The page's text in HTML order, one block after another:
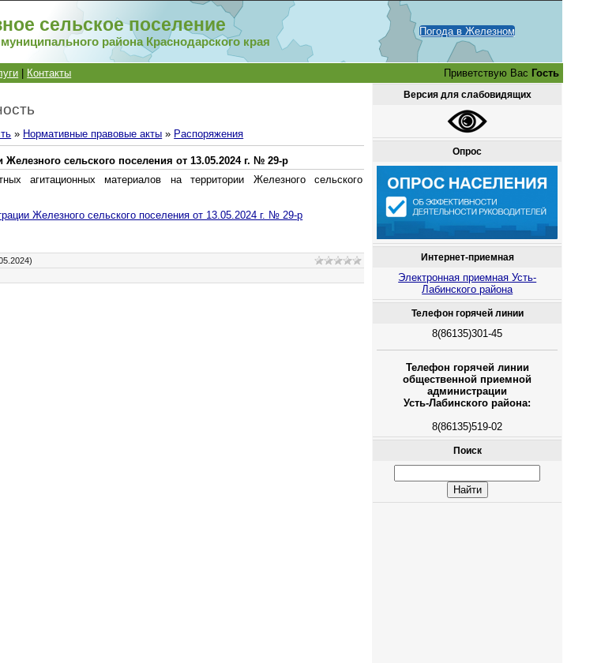
сельское поселение
района Краснодарского края
Погода в Железном
Контакты Приветствую Вас Гость
» Нормативные правовые акты » Распоряжения
сельского поселения от 13.05.2024 г. № 29-р
агитационных материалов на территории Железного сельского
Железного сельского поселения от 13.05.2024 г. № 29-р
Версия для слабовидящих
Опрос
Интернет-приемная
Электронная приемная Усть-
Лабинского района
Телефон горячей линии
8(86135)301-45
Телефон горячей линии
общественной приемной
администрации
Усть-Лабинского района:
8(86135)519-02
Поиск